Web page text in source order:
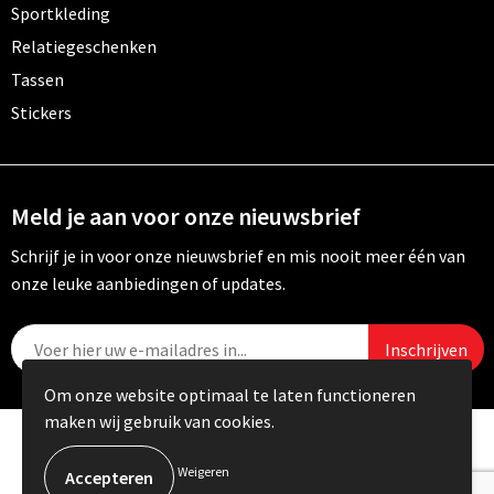
Sportkleding
Relatiegeschenken
Tassen
Stickers
Meld je aan voor onze nieuwsbrief
Schrijf je in voor onze nieuwsbrief en mis nooit meer één van
onze leuke aanbiedingen of updates.
© Copyright Carebo 2026
Om onze website optimaal te laten functioneren
maken wij gebruik van cookies.
Weigeren